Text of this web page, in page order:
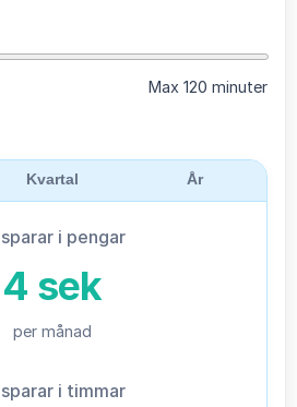
Max 120 minuter
Kvartal År
i pengar
4 sek
per månad
i timmar